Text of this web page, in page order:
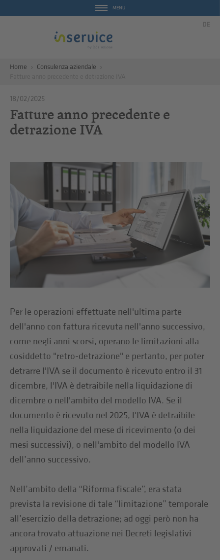
MENU
DE
Home
Consulenza aziendale
18/02/2025
Fatture anno precedente e
detrazione IVA
Per le operazioni effettuate nell'ultima parte
dell'anno con fattura ricevuta nell'anno successivo,
come negli anni scorsi, operano le limitazioni alla
cosiddetto "retro-detrazione" e pertanto, per poter
detrarre l'IVA se il documento è ricevuto entro il 31
dicembre, l'IVA è detraibile nella liquidazione di
dicembre o nell'ambito del modello IVA. Se il
documento è ricevuto nel 2025, l'IVA è detraibile
nella liquidazione del mese di ricevimento (o dei
mesi successivi), o nell'ambito del modello IVA
dell’anno successivo.
Nell’ambito della “Riforma fiscale”, era stata
prevista la revisione di tale “limitazione” temporale
all’esercizio della detrazione; ad oggi però non ha
ancora trovato attuazione nei Decreti legislativi
approvati / emanati.